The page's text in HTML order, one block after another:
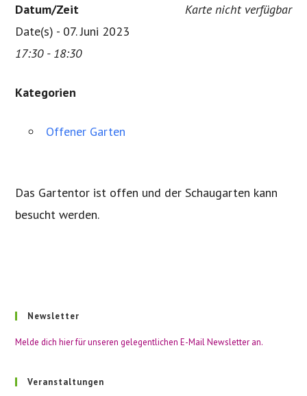
Karte nicht verfügbar
Datum/Zeit
Date(s) - 07. Juni 2023
17:30 - 18:30
Kategorien
Offener Garten
Das Gartentor ist offen und der Schaugarten kann
besucht werden.
Newsletter
Melde dich hier für unseren gelegentlichen E-Mail Newsletter an.
Veranstaltungen